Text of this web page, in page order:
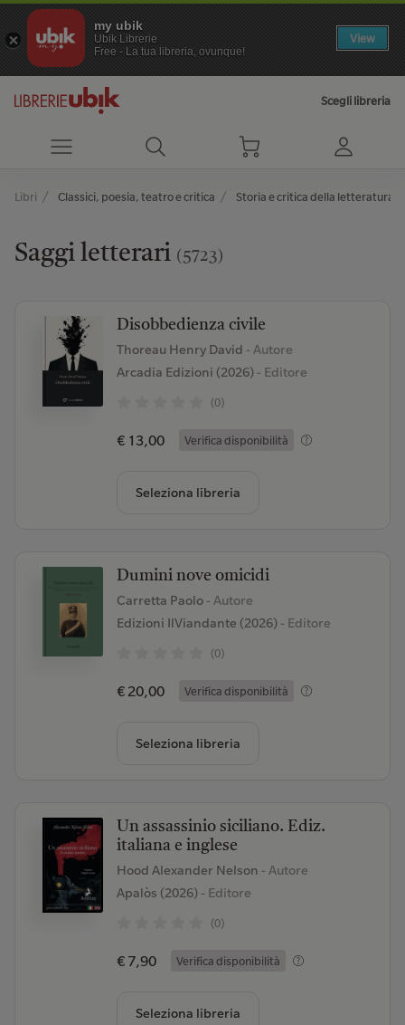
my ubik
Ubik Librerie
Free - La tua libreria, ovunque!
View
Scegli libreria
Libri Classici, poesia, teatro e critica Storia e critica della letteratura
Saggi letterari (5723)
Disobbedienza civile
Thoreau Henry David - Autore
Arcadia Edizioni (2026)- Editore
(0)
€ 13,00 Verifica disponibilità
Seleziona libreria
Dumini nove omicidi
Carretta Paolo - Autore
Edizioni IlViandante (2026)- Editore
(0)
€ 20,00 Verifica disponibilità
Seleziona libreria
Un assassinio siciliano. Ediz.
italiana e inglese
Hood Alexander Nelson - Autore
Apalòs (2026)- Editore
(0)
€ 7,90 Verifica disponibilità
Seleziona libreria